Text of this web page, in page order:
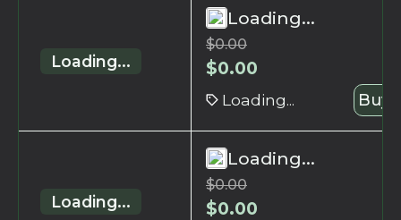
Loading...
Loading...
$0.00
$0.00
Loading... Buy
Loading...
Loading...
$0.00
$0.00